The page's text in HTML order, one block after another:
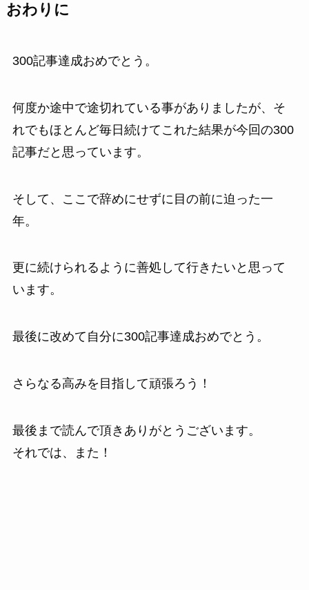
おわりに
300記事達成おめでとう。
何度か途中で途切れている事がありましたが、そ
れでもほとんど毎日続けてこれた結果が今回の300
記事だと思っています。
そして、ここで辞めにせずに目の前に迫った一
年。
更に続けられるように善処して行きたいと思って
います。
最後に改めて自分に300記事達成おめでとう。
さらなる高みを目指して頑張ろう！
最後まで読んで頂きありがとうございます。
それでは、また！